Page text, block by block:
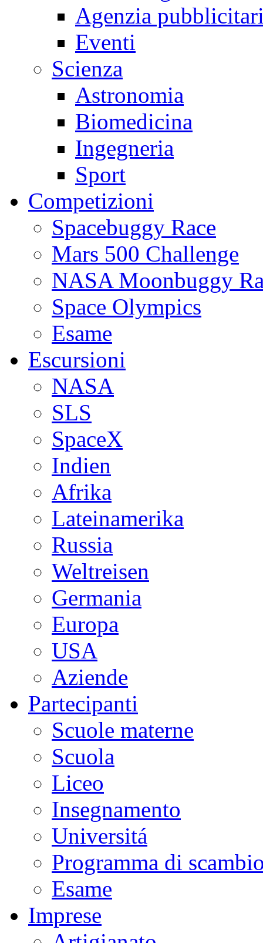
Agenzia
Eventi
Scienza
Astronomia
Biomedicina
Ingegneria
Sport
Competizioni
Spacebuggy Race
Mars 500 Challenge
NASA Moonbuggy
Space Olympics
Esame
Escursioni
NASA
SLS
SpaceX
Indien
Afrika
Lateinamerika
Russia
Weltreisen
Germania
Europa
USA
Aziende
Partecipanti
Scuole materne
Scuola
Liceo
Insegnamento
Universitá
Programma di
Esame
Imprese